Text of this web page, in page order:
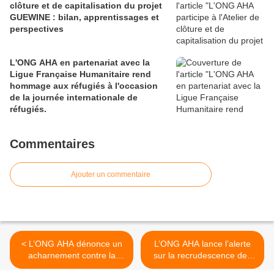
clôture et de capitalisation du projet
GUEWINE : bilan, apprentissages et
perspectives
L'ONG AHA en partenariat avec la
Ligue Française Humanitaire rend
hommage aux réfugiés à l'occasion
de la journée internationale de
réfugiés.
Commentaires
Ajouter un commentaire
< L’ONG AHA dénonce un
acharnement contre la
CTDDH.
L’ONG AHA lance l’alerte
sur la recrudescence des
cas de Chikungunya au